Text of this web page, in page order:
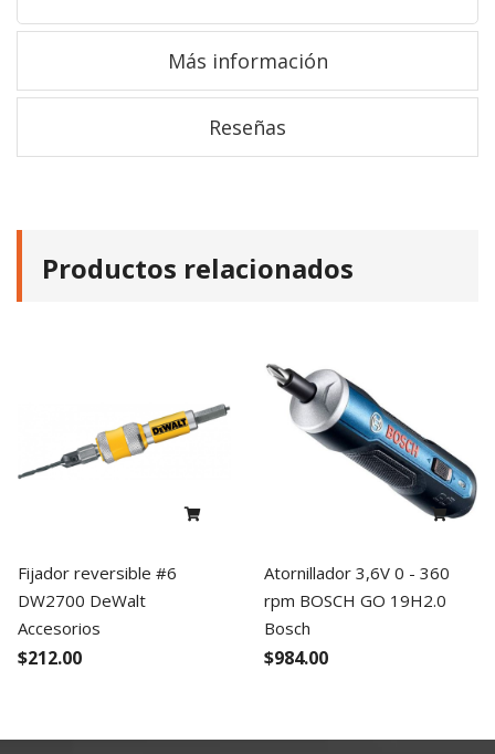
Más información
Reseñas
Productos relacionados
Fijador reversible #6
DW2700 DeWalt
Accesorios
$212.00
Atornillador 3,6V 0 - 360
rpm BOSCH GO 19H2.0
Bosch
$984.00